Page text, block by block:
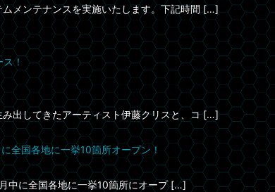
メンテナンスを実施いたします。下記時間 […]
！
出してきたアーティスト伊藤クリスと、コ […]
全国各地に一挙10箇所オープン！
中に全国各地に一挙10箇所にオープ […]